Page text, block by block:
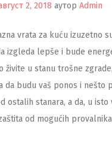
2, 2018 аутор Admin
vrata za kuću izuzetno
izgleda lepše i bude
živite u stanu trošne
da budu vaš ponos i nešto
ostalih stanara, a da, u isto
od mogućih